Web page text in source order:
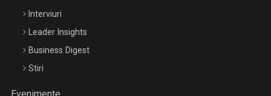
Interviuri
Leader Insights
Business Digest
Stiri